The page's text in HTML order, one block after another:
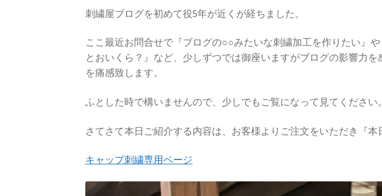
刺繍屋ブログを初めて役5年が近くが経ちました。
ここ最近お問合せで『ブログの○○みたいな刺繍加工を作りたい』
とおいくら？』など、少しずつでは御座いますがブログの影響力
を痛感致します。
ふとした時で構いませんので、少しでもご覧になって見てください。
さてさて本日ご紹介する内容は、お客様よりご注文をいただき『本
キャップ刺繍専用ページ